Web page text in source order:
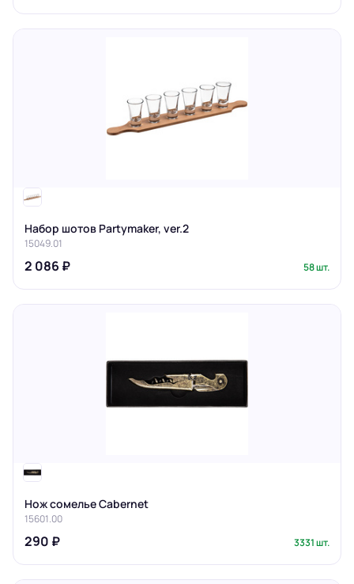
Набор шотов Partymaker, ver.2
15049.01
2 086 ₽ 58 шт.
Нож сомелье Cabernet
15601.00
290 ₽ 3331 шт.